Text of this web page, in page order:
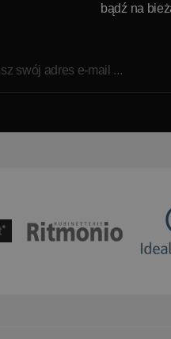
bądź na